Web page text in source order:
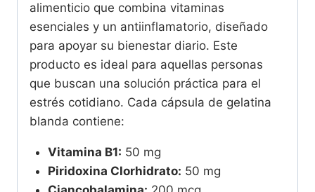
alimenticio que combina vitaminas
esenciales y un antiinflamatorio, diseñado
para apoyar su bienestar diario. Este
producto es ideal para aquellas personas
que buscan una solución práctica para el
estrés cotidiano. Cada cápsula de gelatina
blanda contiene:
Vitamina B1: 50 mg
Piridoxina Clorhidrato: 50 mg